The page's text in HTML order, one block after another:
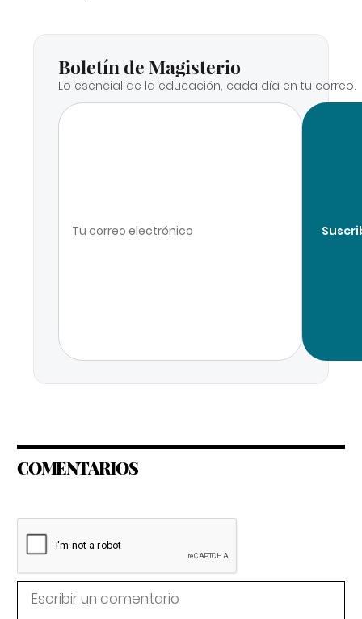
Boletín de Magisterio
Lo esencial de la educación, cada día en tu correo.
COMENTARIOS